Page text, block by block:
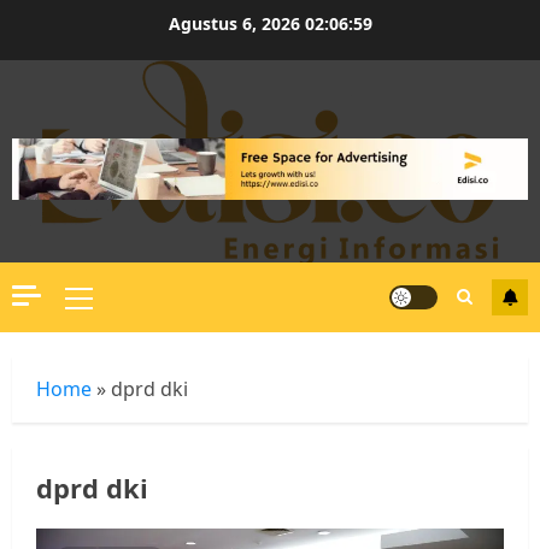
Agustus 6, 2026 02:06:59
Primary
Menu
Home » dprd dki
dprd dki